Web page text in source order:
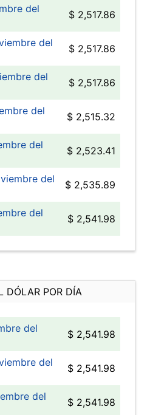
del
$ 2,517.86
del
$ 2,517.86
del
$ 2,517.86
del
$ 2,515.32
del
$ 2,523.41
del
$ 2,535.89
del
$ 2,541.98
DÓLAR POR DÍA
del
$ 2,541.98
del
$ 2,541.98
del
$ 2,541.98